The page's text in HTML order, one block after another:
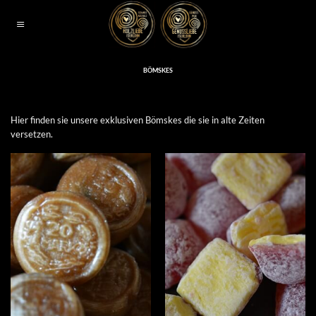
Inhalt
BÖMSKES
Hier finden sie unsere exklusiven Bömskes die sie in alte Zeiten
versetzen.